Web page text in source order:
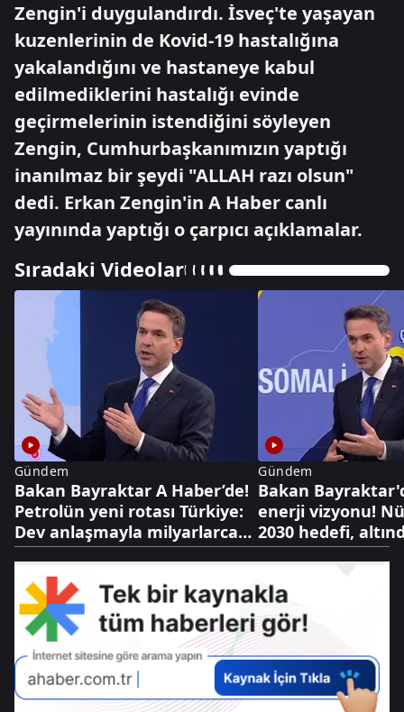
Zengin'i duygulandırdı. İsveç'te yaşayan
kuzenlerinin de Kovid-19 hastalığına
yakalandığını ve hastaneye kabul
edilmediklerini hastalığı evinde
geçirmelerinin istendiğini söyleyen
Zengin, Cumhurbaşkanımızın yaptığı
inanılmaz bir şeydi "ALLAH razı olsun"
dedi. Erkan Zengin'in A Haber canlı
yayınında yaptığı o çarpıcı açıklamalar.
Sıradaki Videolar
Gündem
Bakan Bayraktar A Haber’de!
Petrolün yeni rotası Türkiye:
Dev anlaşmayla milyarlarca
dolarlık hamle
Gündem
Bakan
enerji vizyonu!
2030 hedefi,
dolarlık hazine